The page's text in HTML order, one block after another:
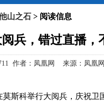
山之石 > 阅读信息
兵，错过直播，
作者：凤凰网 来源：凤凰网
科举行大阅兵，庆祝卫国